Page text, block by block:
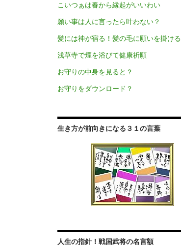
こいつぁは春から縁起がいいわい
願い事は人に言ったら叶わない？
髪には神が宿る！髪の毛に願いを掛ける
浅草寺で煙を浴びて健康祈願
お守りの中身を見ると？
お守りをダウンロード？
生き方が前向きになる３１の言葉
人生の指針！戦国武将の名言額